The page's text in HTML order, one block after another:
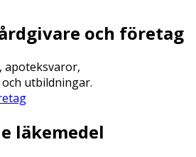
och företag
apoteksvaror,
utbildningar.
läkemedel